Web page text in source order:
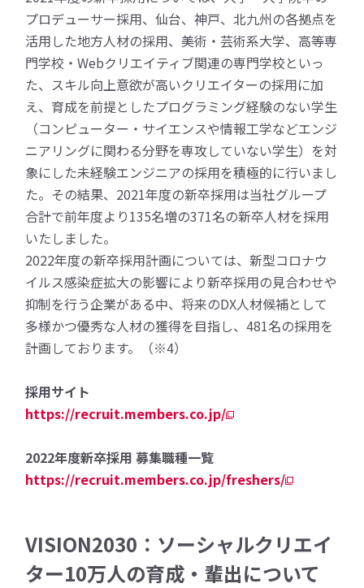
プロデューサー採用、仙台、神戸、北九州の各拠点を
活用した地方人材の採用、美術・芸術系大学、高等専
門学校・Webクリエイティブ関連の専門学校といっ
た、スキル向上意欲が高いクリエイターの採用に加
え、育成を前提としたプログラミング経験のない学生
（コンピューター・サイエンスや情報工学などエンジ
ニアリングに関わる分野を専攻していない学生）を対
象にした未経験エンジニアの採用を積極的に行いまし
た。その結果、2021年度の新卒採用は当社グループ
合計で前年度より135名増の371名の新卒人材を採用
いたしました。
2022年度の新卒採用計画については、新型コロナウ
イルス感染症拡大の影響により新卒採用の見合わせや
抑制を行う企業がある中、将来のDX人材候補として
多様かつ優秀な人材の獲得を目指し、481名の採用を
計画しております。（※4）
採用サイト
https://recruit.members.co.jp/
2022年度新卒採用 募集職種一覧
https://recruit.members.co.jp/freshers/
VISION2030：ソーシャルクリエイ
ター10万人の育成・輩出について